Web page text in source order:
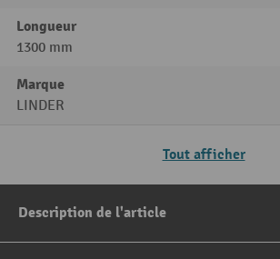
Longueur
1300 mm
Marque
LINDER
Tout afficher
Description de l'article